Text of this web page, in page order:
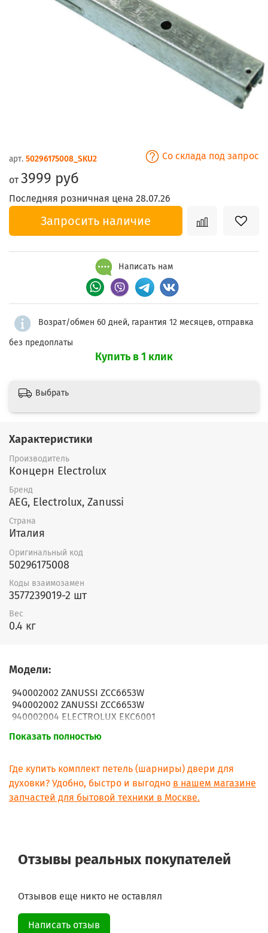
арт. 50296175008_SKU2 Со склада под запрос
от3999 руб
Последняя розничная цена 28.07.26
Запросить наличие
Написать нам
Возрат/обмен 60 дней, гарантия 12 месяцев, отправка
без предоплаты
Купить в 1 клик
Выбрать
Характеристики
Производитель
Концерн Electrolux
Бренд
AEG, Electrolux, Zanussi
Страна
Италия
Оригинальный код
50296175008
Коды взаимозамен
3577239019-2 шт
Вес
0.4 кг
Модели:
940002002 ZANUSSI ZCC6653W
940002002 ZANUSSI ZCC6653W
940002004 ELECTROLUX EKC6001
940002004 ELECTROLUX EKC6001
940002005 ELECTROLUX EKC6001
940002005 ELECTROLUX EKC6001
940002013 ROSENLEW RKK601
940002013 ROSENLEW RKK601
940002015 ELECTROLUX EKC60001W
940002103 ZANUSSI ZCC6601W
940002104 ZANUSSI ZCC6600W
Показать полностью
Где купить комплект петель (шарниры) двери для
духовки? Удобно, быстро и выгодно в нашем магазине
запчастей для бытовой техники в Москве.
Отзывы реальных покупателей
Отзывов еще никто не оставлял
Написать отзыв